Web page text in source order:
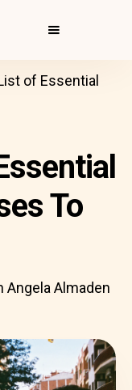
of Essential
To
Angela Almaden